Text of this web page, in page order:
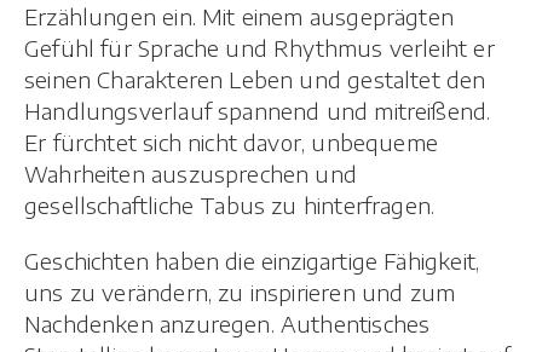
Erzählungen ein. Mit einem ausgeprägten
Gefühl für Sprache und Rhythmus verleiht er
seinen Charakteren Leben und gestaltet den
Handlungsverlauf spannend und mitreißend.
Er fürchtet sich nicht davor, unbequeme
Wahrheiten auszusprechen und
gesellschaftliche Tabus zu hinterfragen.
Geschichten haben die einzigartige Fähigkeit,
uns zu verändern, zu inspirieren und zum
Nachdenken anzuregen. Authentisches